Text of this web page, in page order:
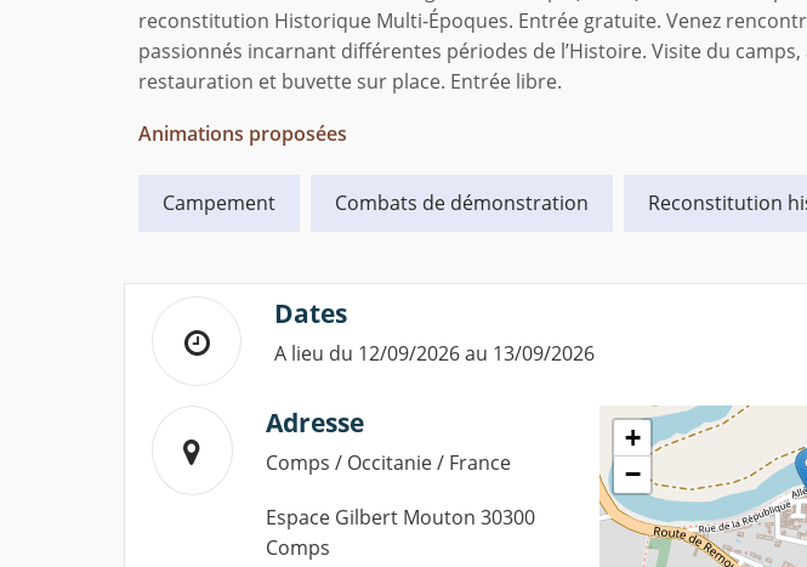
reconstitution Historique Multi-Époques. Entrée gratuite. Venez
passionnés incarnant différentes périodes de l’Histoire. Visite du
restauration et buvette sur place. Entrée libre.
Animations proposées
Campement Combats de démonstration Reconstitution
Dates
A lieu du 12/09/2026 au 13/09/2026
Adresse
Comps / Occitanie / France
Espace Gilbert Mouton 30300
Comps
+
−